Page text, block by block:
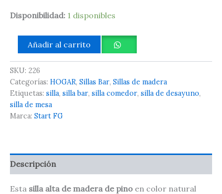
Disponibilidad: 1 disponibles
Añadir al carrito
SKU: 226
Categorías: HOGAR, Sillas Bar, Sillas de madera
Etiquetas: silla, silla bar, silla comedor, silla de desayuno,
silla de mesa
Marca: Start FG
Descripción
Esta silla alta de madera de pino en color natural